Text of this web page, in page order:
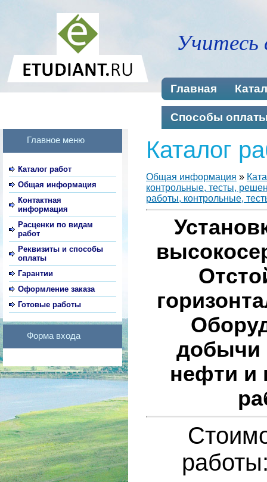
Учитесь
Главная
Способы
Главное меню
Каталог работ
Общая информация
Контактная
информация
Расценки по видам
работ
Реквизиты и способы
оплаты
Гарантии
Оформление заказа
Готовые работы
Форма входа
Каталог
Общая информация »
контрольные, тесты,
работы, контрольные,
добычи
нефти и